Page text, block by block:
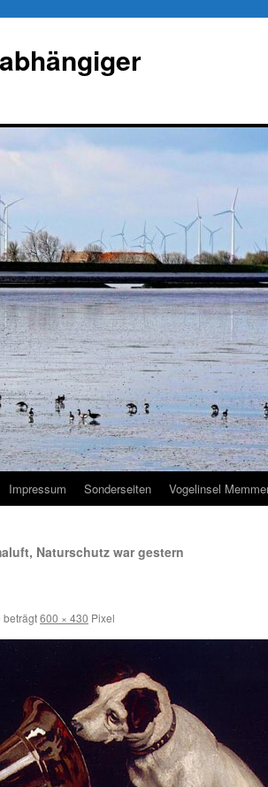
Impressum Sonderseiten Vogelinsel
Naturschutz war gestern
beträgt600 × 430 Pixel